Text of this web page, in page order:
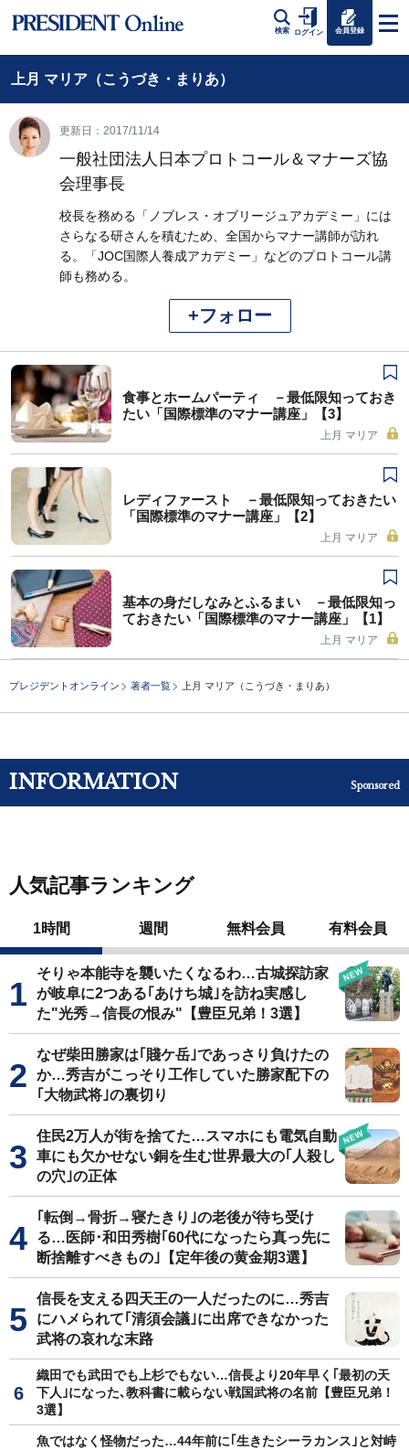
検索 ログイン 会員登録
上月 マリア（こうづき・まりあ）
更新日：2017/11/14
一般社団法人日本プロトコール＆マナーズ協
会理事長
校長を務める「ノブレス・オブリージュアカデミー」には
さらなる研さんを積むため、全国からマナー講師が訪れ
る。「JOC国際人養成アカデミー」などのプロトコール講
師も務める。
+フォロー
食事とホームパーティ －最低限知っておき
たい「国際標準のマナー講座」【3】
上月 マリア
レディファースト －最低限知っておきたい
「国際標準のマナー講座」【2】
上月 マリア
基本の身だしなみとふるまい －最低限知っ
ておきたい「国際標準のマナー講座」【1】
上月 マリア
プレジデントオンライン 著者一覧 上月 マリア（こうづき・まりあ）
INFORMATION Sponsored
人気記事ランキング
1時間 週間 無料会員 有料会員
そりゃ本能寺を襲いたくなるわ…古城探訪家
が岐阜に2つある｢あけち城｣を訪ね実感し
た"光秀→信長の恨み"【豊臣兄弟！3選】
なぜ柴田勝家は｢賤ケ岳｣であっさり負けたの
か…秀吉がこっそり工作していた勝家配下の
｢大物武将｣の裏切り
住民2万人が街を捨てた…スマホにも電気自動
車にも欠かせない銅を生む世界最大の｢人殺し
の穴｣の正体
｢転倒→骨折→寝たきり｣の老後が待ち受け
る…医師･和田秀樹｢60代になったら真っ先に
断捨離すべきもの｣【定年後の黄金期3選】
信長を支える四天王の一人だったのに…秀吉
にハメられて｢清須会議｣に出席できなかった
武将の哀れな末路
織田でも武田でも上杉でもない…信長より20年早く｢最初の天
下人｣になった､教科書に載らない戦国武将の名前【豊臣兄弟！
3選】
魚ではなく怪物だった…44年前に｢生きたシーラカンス｣と対峙